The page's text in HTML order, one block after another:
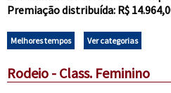
Premiação distribuída: R$
Melhores tempos Ver categorias
Rodeio - Class. Feminino